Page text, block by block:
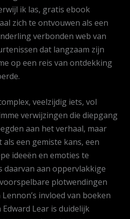
ik las, gratis ebook
zich te ontvouwen als een
verbonden web van
dat langzaam zijn
op een reis van ontdekking
veelzijdig iets, vol
verwijzingen die diepgang
aan het verhaal, maar
een gemiste kans, een
ideeën en emoties te
daarvan aan oppervlakkige
plotwendingen
invloed van boeken
Lear is duidelijk